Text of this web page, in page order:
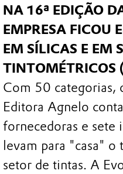
NA 16ª EDIÇÃO
EMPRESA FICOU
EM SÍLICAS E EM
TINTOMÉTRICOS
Com 50 categorias,
Editora Agnelo
fornecedoras e sete
levam para "casa"
setor de tintas. A